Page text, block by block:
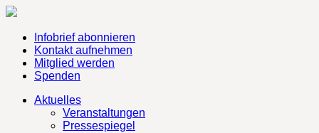
Infobrief abonnieren
Kontakt aufnehmen
Mitglied werden
Spenden
Aktuelles
Veranstaltungen
Pressespiegel